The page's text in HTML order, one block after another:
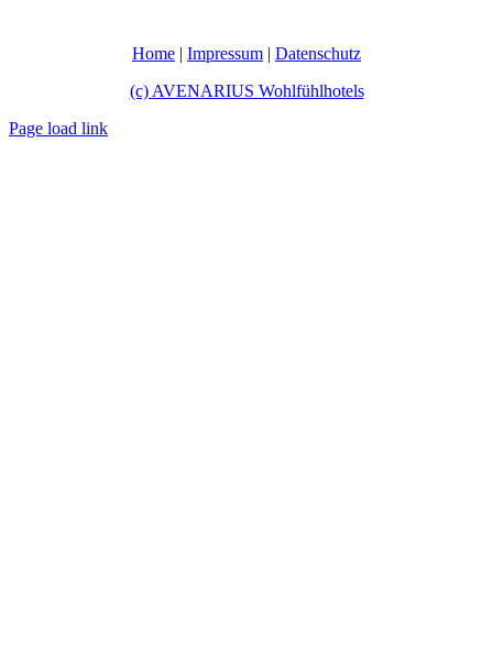
Home | Impressum | Datenschutz
(c) AVENARIUS Wohlfühlhotels
Page load link